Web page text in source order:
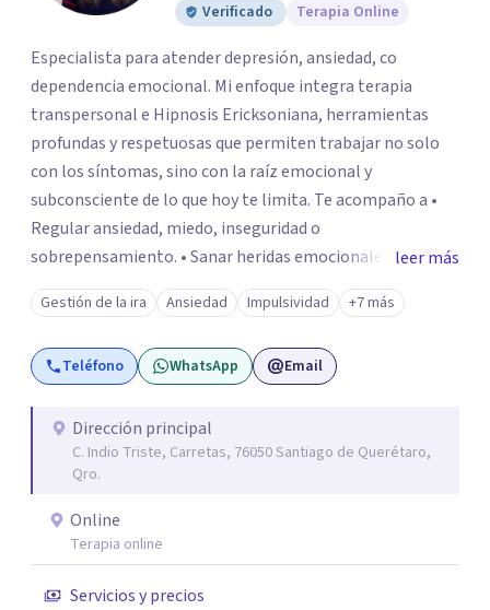
Verificado
Terapia Online
Especialista para atender depresión, ansiedad, co
dependencia emocional. Mi enfoque integra terapia
transpersonal e Hipnosis Ericksoniana, herramientas
profundas y respetuosas que permiten trabajar no solo
con los síntomas, sino con la raíz emocional y
subconsciente de lo que hoy te limita. Te acompaño a •
Regular ansiedad, miedo, inseguridad o
sobrepensamiento. • Sanar heridas emocionales y
fortalecer tu autoestima. . Comprender por qué repites
ciertos patrones o emociones. Puedes superar lo que te
preocupa y lograr tus objetivos más pronto de lo que
imaginas. Contáctame por Wahtsapp. Puedo ayudarte.
leer más
Gestión de la ira Ansiedad Impulsividad +7 más
Teléfono WhatsApp Email
Dirección principal
C. Indio Triste, Carretas, 76050 Santiago de Querétaro,
Qro.
Online
Terapia online
Servicios y precios